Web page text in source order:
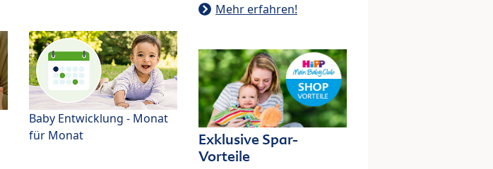
Baby Entwicklung - Monat
für Monat
Mehr erfahren!
Exklusive Spar-
Vorteile